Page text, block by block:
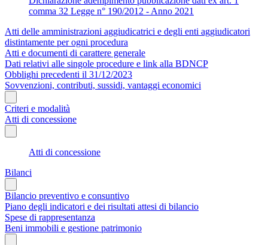
comma 32 Legge n° 190/2012 - Anno 2021
Atti delle amministrazioni aggiudicatrici e degli enti aggiudicatori
distintamente per ogni procedura
Atti e documenti di carattere generale
Dati relativi alle singole procedure e link alla BDNCP
Obblighi precedenti il 31/12/2023
Sovvenzioni, contributi, sussidi, vantaggi economici
Criteri e modalità
Atti di concessione
Atti di concessione
Bilanci
Bilancio preventivo e consuntivo
Piano degli indicatori e dei risultati attesi di bilancio
Spese di rappresentanza
Beni immobili e gestione patrimonio